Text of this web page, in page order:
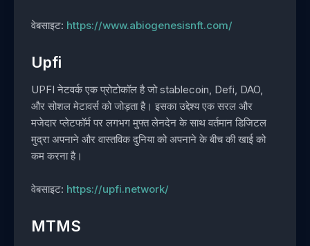
वेबसाइट: https://www.abiogenesisnft.com/
Upfi
UPFI नेटवर्क एक प्रोटोकॉल है जो stablecoin, Defi, DAO,
और सोशल मेटावर्स को जोड़ता है। इसका उद्देश्य एक सरल और
मजेदार प्लेटफॉर्म पर लगभग मुफ्त लेनदेन के साथ वर्तमान डिजिटल
मुद्रा अपनाने और वास्तविक दुनिया को अपनाने के बीच की खाई को
कम करना है।
वेबसाइट: https://upfi.network/
MTMS